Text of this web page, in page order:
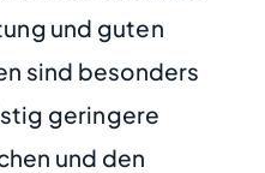
und guten
sind besonders
geringere
und den